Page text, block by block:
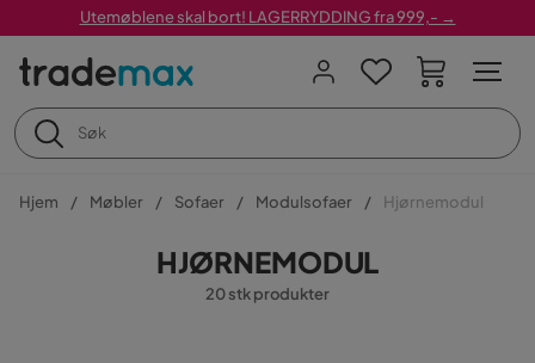
Utemøblene skal bort! LAGERRYDDING fra 999,- →
Hjem Møbler Sofaer Modulsofaer Hjørnemodul
HJØRNEMODUL
20 stk produkter